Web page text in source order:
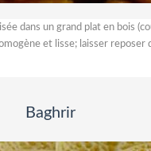
dans un grand plat en bois
et lisse; laisser reposer
Baghrir